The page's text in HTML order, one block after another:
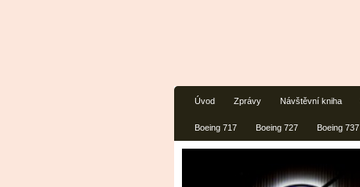
Úvod Zprávy Návštěvní kniha
Boeing 717 Boeing 727 Boeing 737